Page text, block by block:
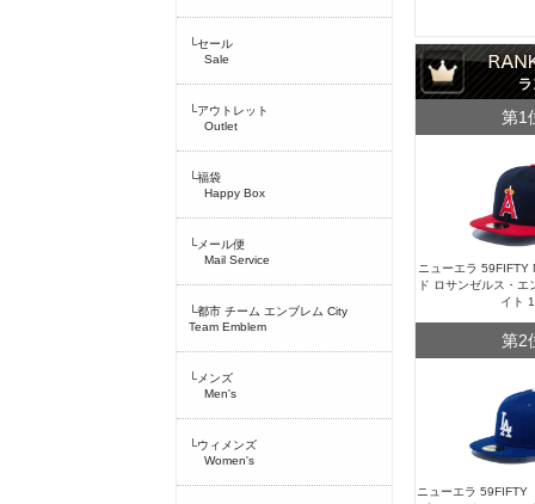
└セール
Sale
└アウトレット
Outlet
└福袋
Happy Box
└メール便
Mail Service
└都市 チーム エンブレム City
Team Emblem
└メンズ
Men's
└ウィメンズ
Women's
第1
ニューエラ 59FIFTY
ド ロサンゼルス・エ
イト
第2
ニューエラ 59FIFTY